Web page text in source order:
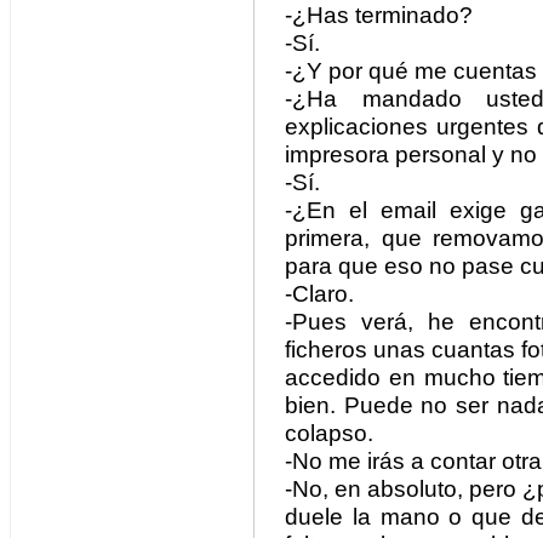
-¿Has terminado?
-Sí.
-¿Y por qué me
-¿Ha mandado
explicaciones urgentes
impresora personal y
-Sí.
-¿En el email exige
primera, que
para que eso no pase
-Claro.
-Pues verá, he
ficheros unas cuantas
accedido en mucho
bien. Puede no ser
colapso.
-No me irás a contar
-No, en absoluto, pero
duele la mano o que